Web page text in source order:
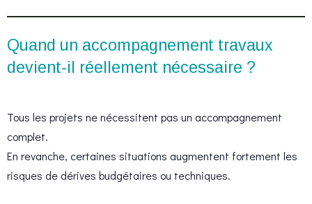
Quand un accompagnement travaux
devient-il réellement nécessaire ?
Tous les projets ne nécessitent pas un accompagnement
complet.
En revanche, certaines situations augmentent fortement les
risques de dérives budgétaires ou techniques.